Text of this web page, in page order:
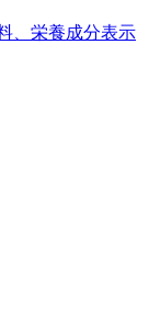
、栄養成分表示